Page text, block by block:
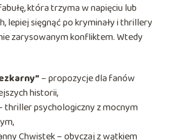
która trzyma w napięciu lub
lepiej sięgnąć po kryminały i thrillery
zarysowanym konfliktem. Wtedy
– propozycje dla fanów
historii,
thriller psychologiczny z mocnym
Chwistek – obyczaj z wątkiem